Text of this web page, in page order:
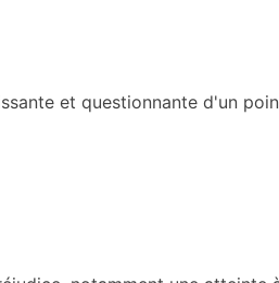
et questionnante d'un